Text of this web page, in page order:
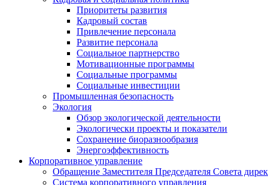
Приоритеты развития
Кадровый состав
Привлечение персонала
Развитие персонала
Социальное партнерство
Мотивационные программы
Социальные программы
Социальные инвестиции
Промышленная безопасность
Экология
Обзор экологической деятельности
Экологически проекты и показатели
Сохранение биоразнообразия
Энергоэффективность
Корпоративное управление
Обращение Заместителя Председателя Совета
Система корпоративного управления